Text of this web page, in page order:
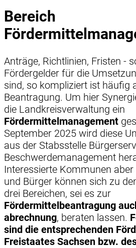
Bereich
Anträge, Richtlinien, Fristen -
Fördergelder für die
sind, so kompliziert ist häufig
Beantragung. Um hier
die Landkreisverwaltung ein
Fördermittelmanagement
September 2025 wird diese
aus der Stabsstelle
Beschwerdemanagement
Interessierte Kommunen
und Bürger können sich zu
drei Bereichen, sei es zur
Fördermittelbeantragung
abrechnung, beraten lassen.
sind die entsprechenden
Freistaates Sachsen bzw.